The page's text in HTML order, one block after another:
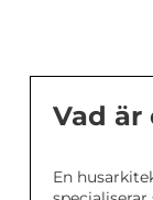
Vad är
En